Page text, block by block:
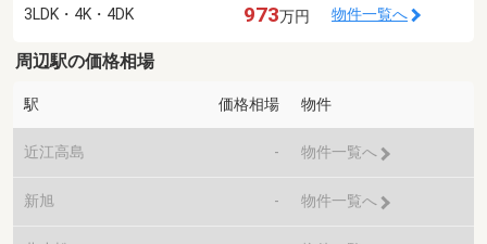
3LDK・4K・4DK 973万円 物件一覧へ
周辺駅の価格相場
駅 価格相場 物件
近江高島 - 物件一覧へ
新旭 - 物件一覧へ